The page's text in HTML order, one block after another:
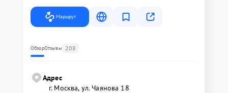
Маршрут
ОбзорОтзывы 208
Адрес
г. Москва, ул. Чаянова 18